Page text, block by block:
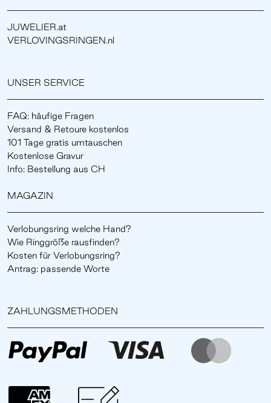
JUWELIER.at
VERLOVINGSRINGEN.nl
UNSER SERVICE
FAQ: häufige Fragen
Versand & Retoure kostenlos
101 Tage gratis umtauschen
Kostenlose Gravur
Info: Bestellung aus CH
MAGAZIN
Verlobungsring welche Hand?
Wie Ringgröße rausfinden?
Kosten für Verlobungsring?
Antrag: passende Worte
ZAHLUNGSMETHODEN